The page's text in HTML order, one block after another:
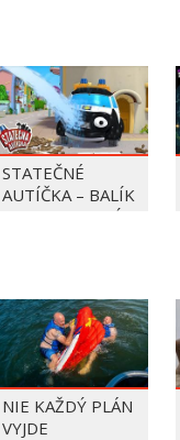
STATEČNÉ
AUTÍČKA – BALÍK
PIERRE PRECLÍK
NIE KAŽDÝ PLÁN
VYJDE